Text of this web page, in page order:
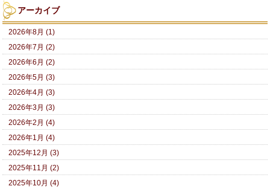
アーカイブ
2026年8月 (1)
2026年7月 (2)
2026年6月 (2)
2026年5月 (3)
2026年4月 (3)
2026年3月 (3)
2026年2月 (4)
2026年1月 (4)
2025年12月 (3)
2025年11月 (2)
2025年10月 (4)